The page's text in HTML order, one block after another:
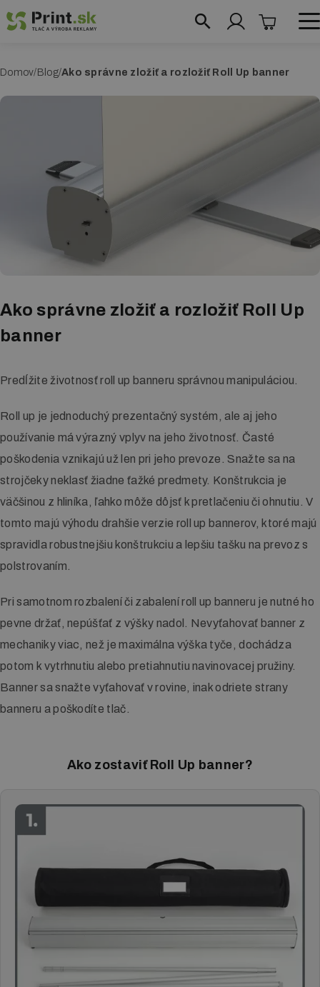
Skočiť
na
obsahReklamné systémy
Prezentačné steny
Textilné steny
Fotosteny
Prezentačné stolíky
Vymedzovače priestoru
Klip rámy
Reklamné stany
Digitálna tlač
Tlač katalógov a kalendárov
Tlač letákov
Veľkoplošná tlač
Reklamné plachty
Tlač plagátov
O
m
Domov Blog Ako správne zložiť a rozložiť Roll Up banner
Ako správne zložiť a rozložiť Roll Up
banner
Predĺžite životnosť roll up banneru správnou manipuláciou.
Roll up je jednoduchý prezentačný systém, ale aj jeho
používanie má výrazný vplyv na jeho životnosť. Časté
poškodenia vznikajú už len pri jeho prevoze. Snažte sa na
strojčeky neklasť žiadne ťažké predmety. Konštrukcia je
väčšinou z hliníka, ľahko môže dôjsť k pretlačeniu či ohnutiu. V
tomto majú výhodu drahšie verzie roll up bannerov, ktoré majú
spravidla robustnejšiu konštrukciu a lepšiu tašku na prevoz s
polstrovaním.
Pri samotnom rozbalení či zabalení roll up banneru je nutné ho
pevne držať, nepúšťať z výšky nadol. Nevyťahovať banner z
mechaniky viac, než je maximálna výška tyče, dochádza
potom k vytrhnutiu alebo pretiahnutiu navinovacej pružiny.
Banner sa snažte vyťahovať v rovine, inak odriete strany
banneru a poškodíte tlač.
Ako zostaviť Roll Up banner?